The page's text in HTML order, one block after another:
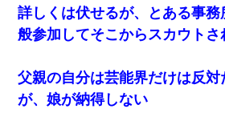
詳しくは伏せるが、とある事
般参加してそこからスカウトさ
父親の自分は芸能界だけは反
が、娘が納得しない